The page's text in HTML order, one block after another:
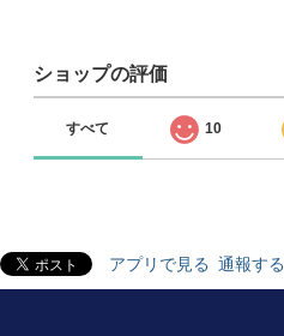
ショップの評価
すべて 10
アプリで見る 通報する